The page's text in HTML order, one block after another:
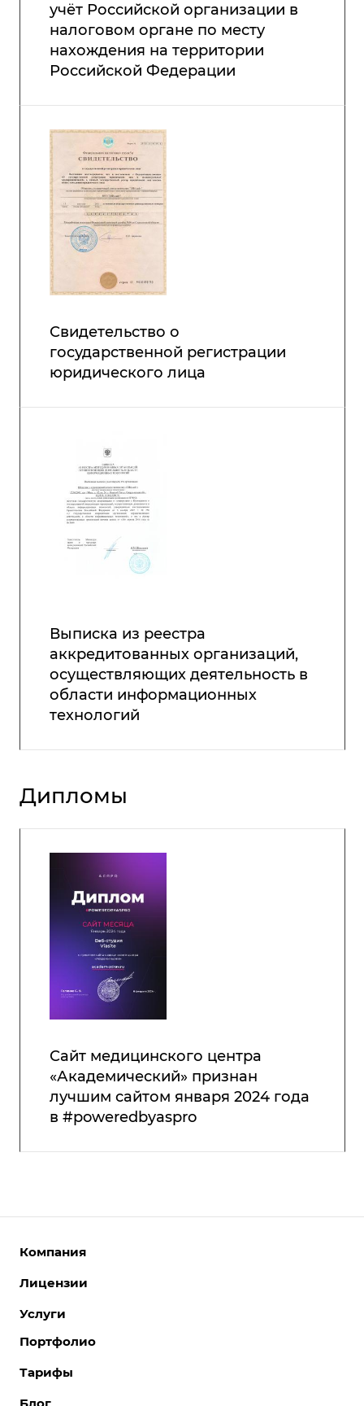
учёт Российской организации в
налоговом органе по месту
нахождения на территории
Российской Федерации
Свидетельство о
государственной регистрации
юридического лица
Выписка из реестра
аккредитованных организаций,
осуществляющих деятельность в
области информационных
технологий
Дипломы
Сайт медицинского центра
«Академический» признан
лучшим сайтом января 2024 года
в #poweredbyaspro
Компания
О компании
Отзывы
Вакансии
Лицензии
Интернет-магазины
Корпоративные сайты
Лицензии 1С-Битрикс
Услуги
Разработка сайтов
Поддержка сайтов
Портфолио
Тарифы